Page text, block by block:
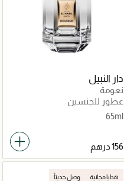
دار النبيل
نعومة
عطور للجنسين
65ml
هدايا مجانية وصل حديثاً